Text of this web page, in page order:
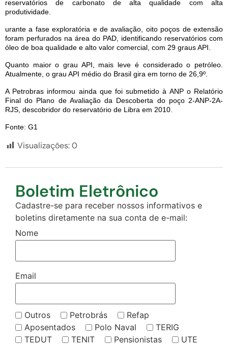
reservatórios de carbonato de alta qualidade com alta
produtividade.
urante a fase exploratória e de avaliação, oito poços de extensão
foram perfurados na área do PAD, identificando reservatórios com
óleo de boa qualidade e alto valor comercial, com 29 graus API.
Quanto maior o grau API, mais leve é considerado o petróleo.
Atualmente, o grau API médio do Brasil gira em torno de 26,9º.
A Petrobras informou ainda que foi submetido à ANP o Relatório
Final do Plano de Avaliação da Descoberta do poço 2-ANP-2A-
RJS, descobridor do reservatório de Libra em 2010.
Fonte: G1
Visualizações:0
Boletim Eletrônico
Cadastre-se para receber nossos informativos e
boletins diretamente na sua conta de e-mail:
Nome
Email
Outros Petrobrás
Refap
Aposentados
Polo Naval
TERIG
TEDUT
TENIT Pensionistas
UTE